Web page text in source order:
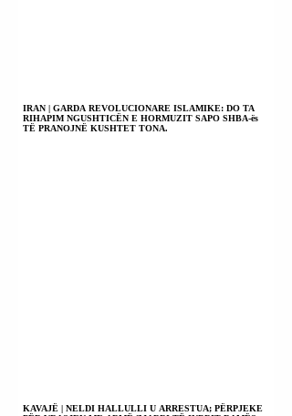
IRAN | GARDA REVOLUCIONARE ISLAMIKE: DO TA
RIHAPIM NGUSHTICËN E HORMUZIT SAPO SHBA-ës
TË PRANOJNË KUSHTET TONA.
KAVAJË | NELDI HALLULLI U ARRESTUA; PËRPJEKE